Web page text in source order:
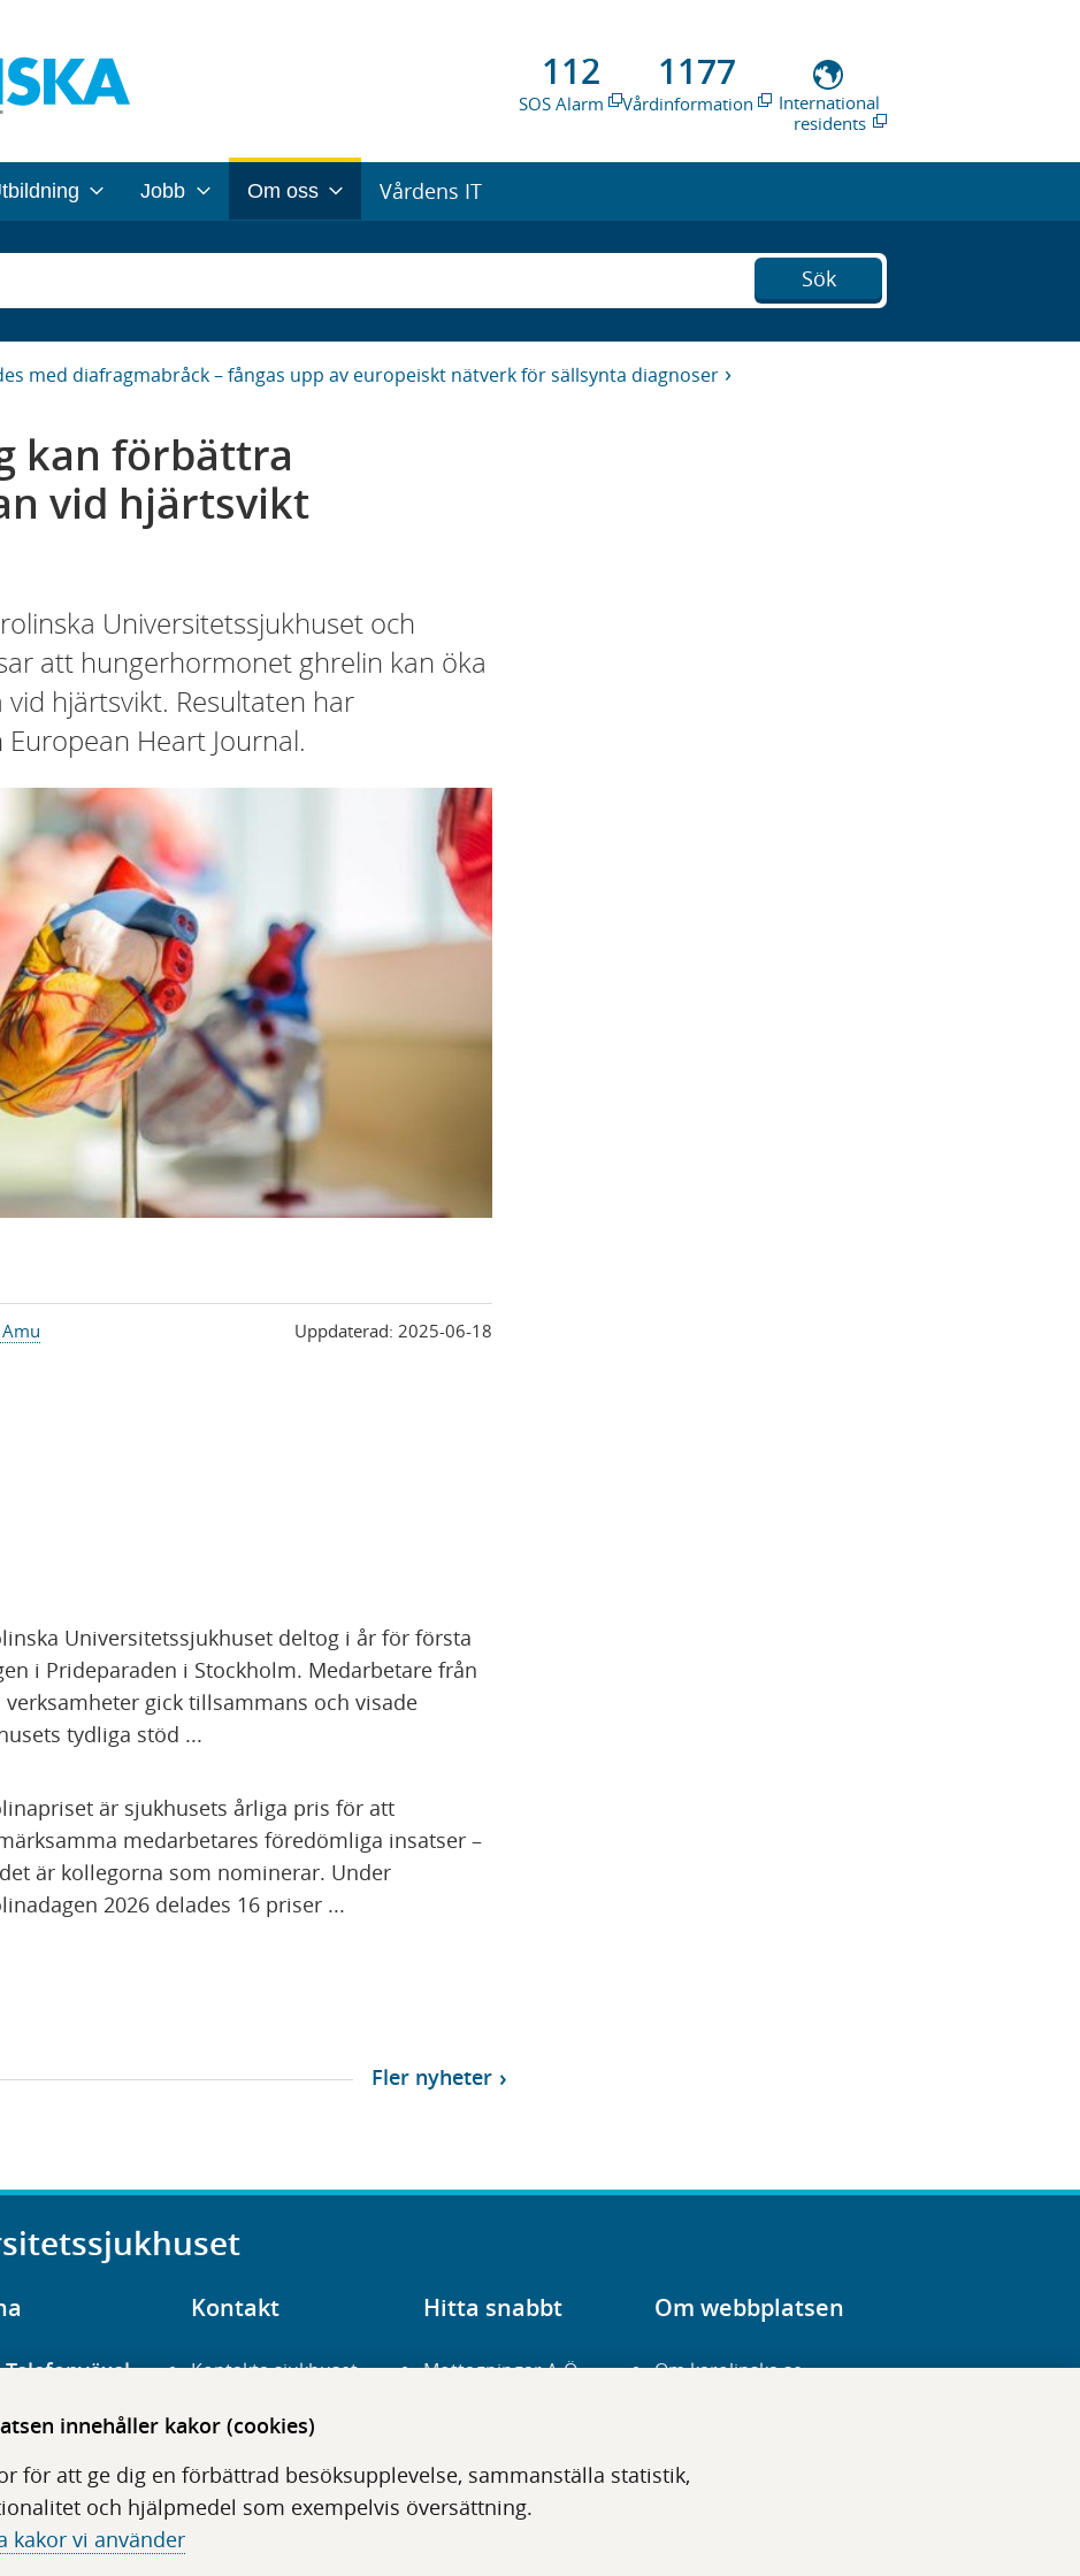
innehåller kakor (cookies)
för att ge dig en förbättrad besöksupplevelse, sammanställa statistik,
och hjälpmedel som exempelvis översättning.
kakor vi använder
112
SOS Alarm
1177
Vårdinformation
International
residents
Jobb Om oss Vårdens IT
Sök
med diafragmabråck – fångas upp av europeiskt nätverk för sällsynta diagnoser
kan förbättra
vid hjärtsvikt
Universitetssjukhuset och
att hungerhormonet ghrelin kan öka
hjärtsvikt. Resultaten har
Heart Journal.
Uppdaterad: 2025-06-18
Universitetssjukhuset deltog i år för första
i Prideparaden i Stockholm. Medarbetare från
verksamheter gick tillsammans och visade
tydliga stöd ...
är sjukhusets årliga pris för att
medarbetares föredömliga insatser –
är kollegorna som nominerar. Under
2026 delades 16 priser ...
Fler nyheter
Telefonväxel
Eugeniavägen 3
Kontakt
Kontakta sjukhuset
Hitta hit
Press
Hitta snabbt
Mottagningar A-Ö
Digitala tjänster
Om webbplatsen
Om karolinska.se
Tillgänglighet